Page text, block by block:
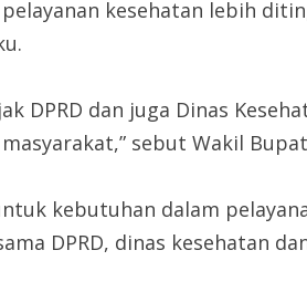
kesehatan lebih
DPRD dan juga Dinas
sebut Wakil
kebutuhan dalam
DPRD, dinas kesehatan